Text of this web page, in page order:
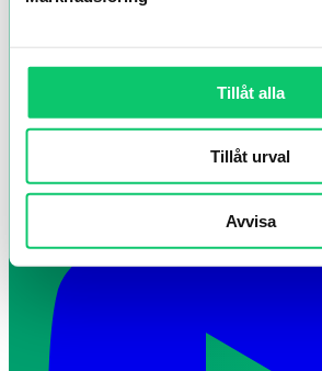
Tillåt alla
Tillåt urval
Avvisa